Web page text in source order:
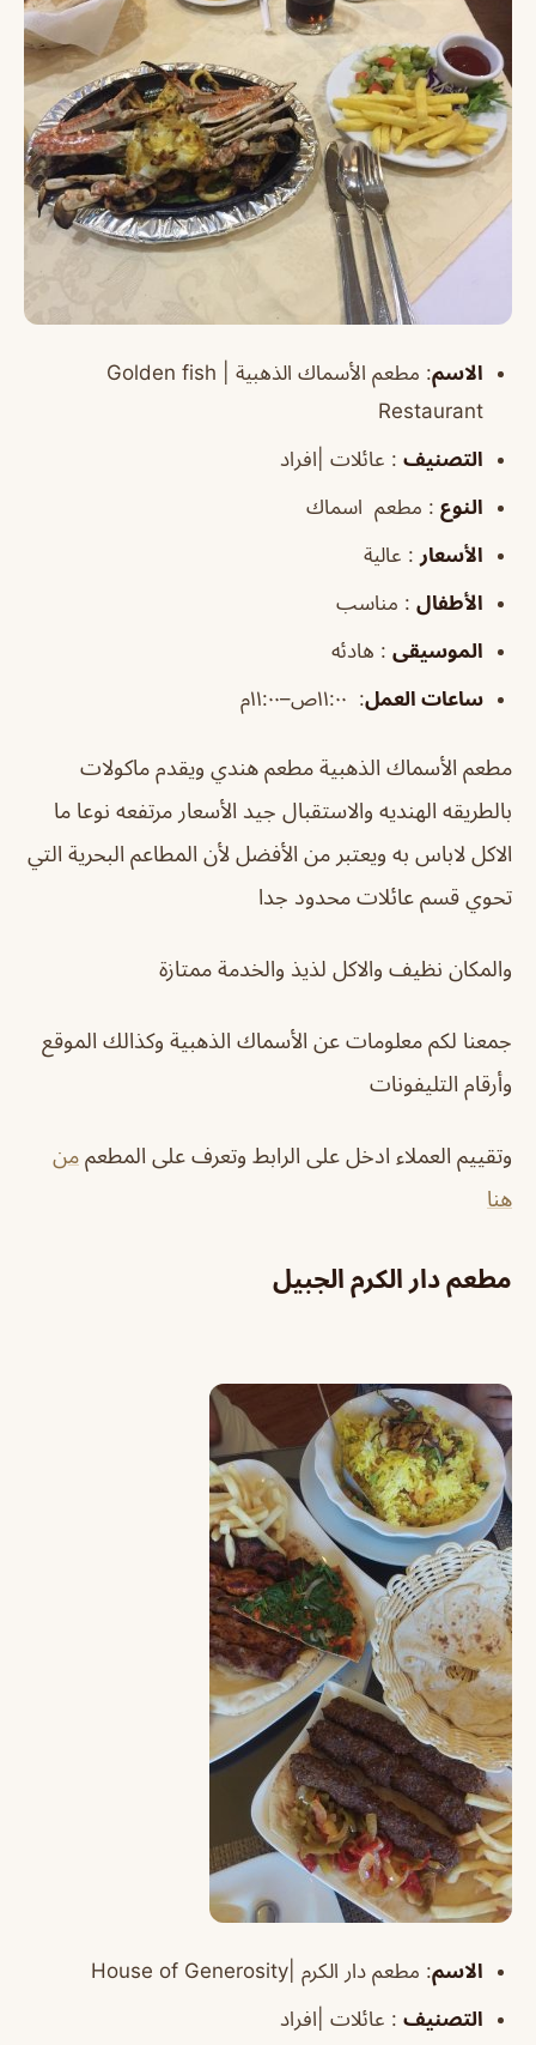
الاسم: مطعم الأسماك الذهبية |
Golden fish
Restaurant
التصنيف : عائلات |افراد
النوع : مطعم اسماك
الأسعار : عالية
الأطفال : مناسب
الموسيقى : هادئه
ساعات العمل:
مطعم الأسماك الذهبية مطعم هندي ويقدم ماكولات
بالطريقه الهنديه والاستقبال جيد الأسعار مرتفعه نوعا ما
الاكل لاباس به ويعتبر من الأفضل لأن المطاعم البحرية التي
تحوي قسم عائلات محدود جدا
والمكان نظيف والاكل لذيذ والخدمة ممتازة
جمعنا لكم معلومات عن الأسماك الذهبية وكذالك الموقع
وأرقام التليفونات
وتقييم العملاء ادخل على الرابط وتعرف على المطعم من
هنا
مطعم دار الكرم الجبيل
الاسم: مطعم دار الكرم | House of Generosity
التصنيف : عائلات |افراد